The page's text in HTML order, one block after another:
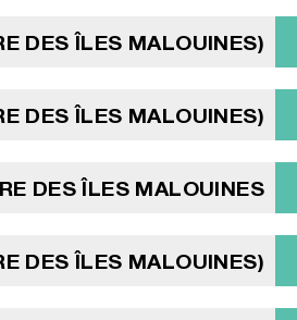
DES ÎLES MALOUINES)
DES ÎLES MALOUINES)
DES ÎLES MALOUINES
DES ÎLES MALOUINES)